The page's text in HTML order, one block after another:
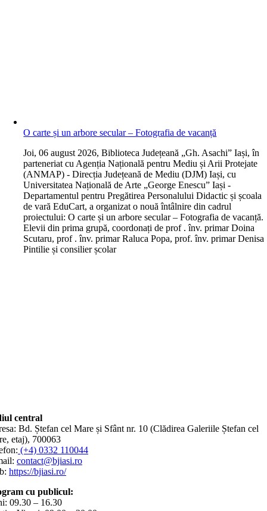
O carte și un arbore secular – Fotografia de vacanță
Joi, 06 august 2026, Biblioteca Județeană „Gh. Asachi” Iași, în
parteneriat cu Agenția Națională pentru Mediu și Arii Protejate
(ANMAP) - Direcția Județeană de Mediu (DJM) Iași, cu
Universitatea Națională de Arte „George Enescu” Iași -
Departamentul pentru Pregătirea Personalului Didactic și școala
de vară EduCart, a organizat o nouă întâlnire din cadrul
proiectului: O carte și un arbore secular – Fotografia de vacanță.
Elevii din prima grupă, coordonați de prof . înv. primar Doina
Scutaru, prof . înv. primar Raluca Popa, prof. înv. primar Denisa
Pintilie și consilier școlar
central
Bd. Ștefan cel Mare și Sfânt nr. 10 (Clădirea Galeriile Ștefan cel
etaj), 700063
(+4) 0332 110044
contact@bjiasi.ro
https://bjiasi.ro/
cu publicul:
09.30 – 16.30